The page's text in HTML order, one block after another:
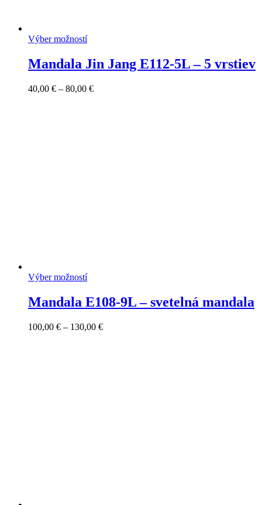
Výber možností
Mandala Jin Jang E112-5L – 5 vrstiev
40,00 € – 80,00 €Price
Výber možností
Mandala E108-9L – svetelná mandala
100,00 € – 130,00 €Price